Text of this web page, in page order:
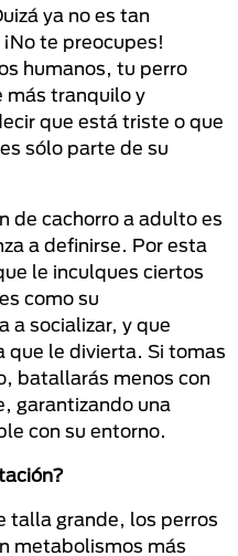
ya no es tan
te preocupes!
humanos, tu perro
más tranquilo y
que está triste o que
sólo parte de su
de cachorro a adulto es
a definirse. Por esta
le inculques ciertos
como su
a socializar, y que
que le divierta. Si tomas
batallarás menos con
garantizando una
con su entorno.
talla grande, los perros
metabolismos más